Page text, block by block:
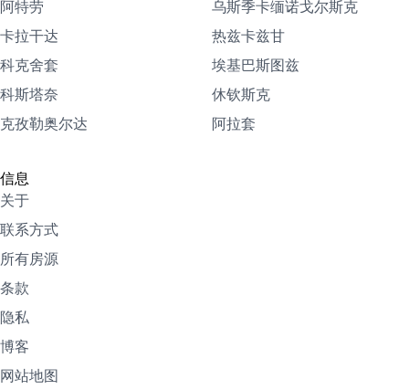
阿特劳
卡拉干达
科克舍套
科斯塔奈
克孜勒奥尔达
乌斯季卡缅诺戈尔斯克
热兹卡兹甘
埃基巴斯图兹
休钦斯克
阿拉套
信息
关于
联系方式
所有房源
条款
隐私
博客
网站地图